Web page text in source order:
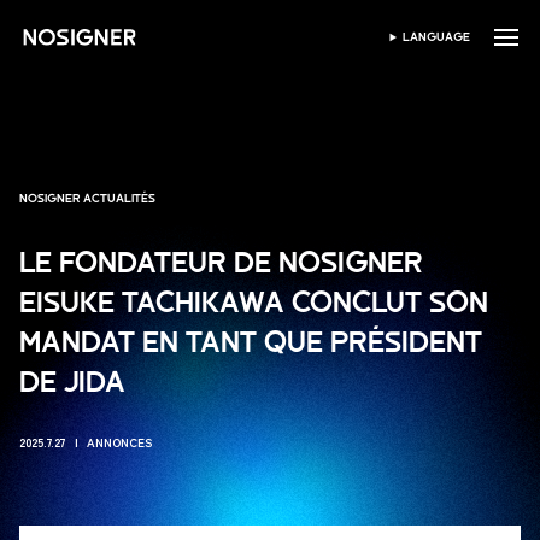
ACCUEIL SÉLECTIONNER LA
LANGUAGE
NOSIGNER ACTUALITÉS
LE FONDATEUR DE NOSIGNER
EISUKE TACHIKAWA CONCLUT SON
MANDAT EN TANT QUE PRÉSIDENT
DE JIDA
2025.7.27 ANNONCES